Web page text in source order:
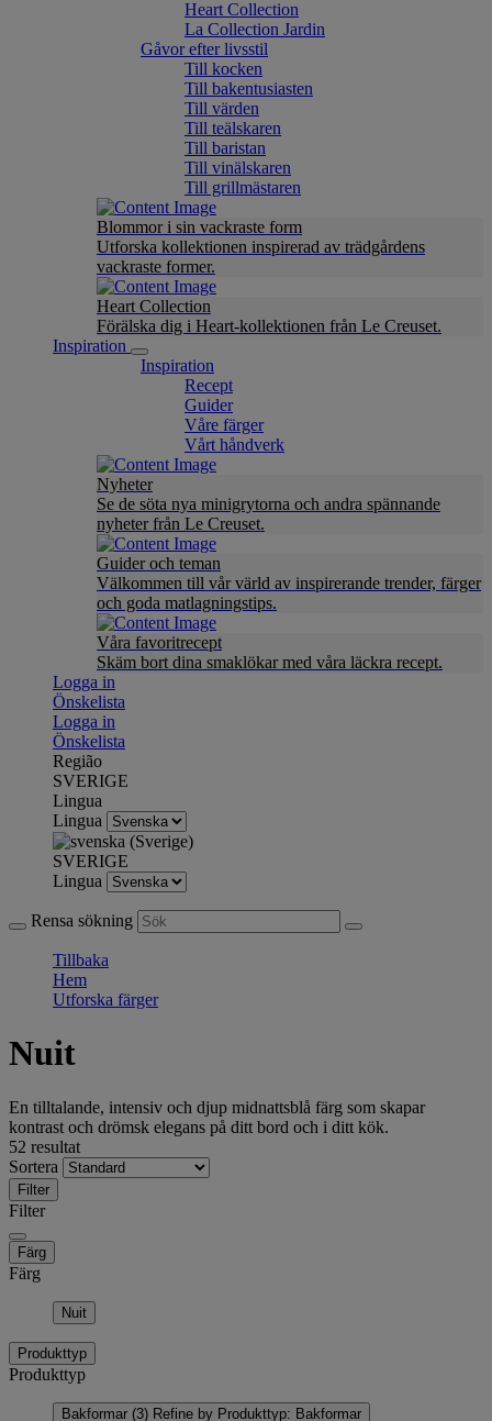
Heart Collection
La Collection Jardin
Gåvor efter livsstil
Till kocken
Till bakentusiasten
Till värden
Till teälskaren
Till baristan
Till vinälskaren
Till grillmästaren
Blommor i sin vackraste form
Utforska kollektionen inspirerad av trädgårdens
vackraste former.
Heart Collection
Förälska dig i Heart-kollektionen från Le Creuset.
Inspiration
Inspiration
Recept
Guider
Våre färger
Vårt håndverk
Nyheter
Se de söta nya minigrytorna och andra spännande
nyheter från Le Creuset.
Guider och teman
Välkommen till vår värld av inspirerande trender, färger
och goda matlagningstips.
Våra favoritrecept
Skäm bort dina smaklökar med våra läckra recept.
Logga in
Önskelista
Logga in
Önskelista
Região
SVERIGE
Lingua
Lingua
SVERIGE
Lingua
Rensa sökning
Tillbaka
Hem
Utforska färger
Nuit
En tilltalande, intensiv och djup midnattsblå färg som skapar
kontrast och drömsk elegans på ditt bord och i ditt kök.
52 resultat
Sortera
Filter
Filter
Färg
Färg
Nuit
Produkttyp
Produkttyp
Bakformar (3) Refine by Produkttyp: Bakformar